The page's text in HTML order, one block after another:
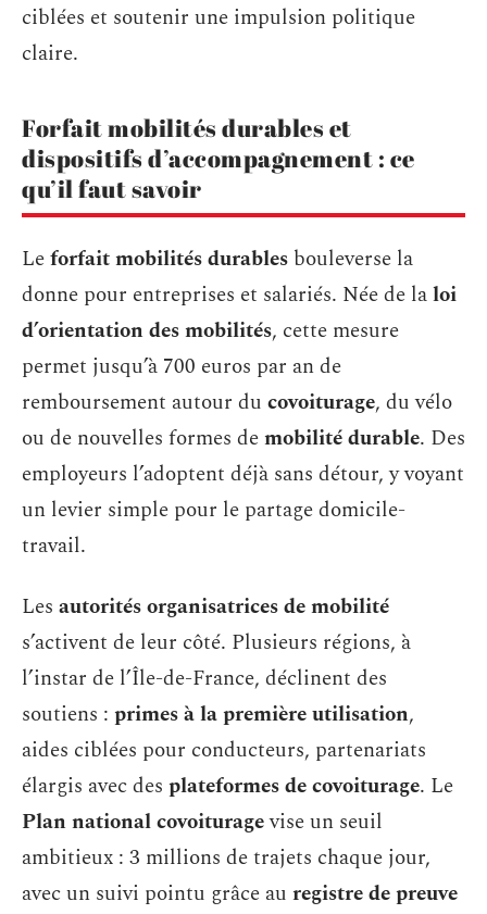
ciblées et soutenir une impulsion politique
claire.
Forfait mobilités durables et
dispositifs d’accompagnement : ce
qu’il faut savoir
Leforfait mobilités durables bouleverse la
donne pour entreprises et salariés. Née de laloi
d’orientation des mobilités, cette mesure
permet jusqu’à 700 euros par an de
remboursement autour du covoiturage, du vélo
ou de nouvelles formes demobilité durable. Des
employeurs l’adoptent déjà sans détour, y voyant
un levier simple pour le partage domicile-
travail.
Les autorités organisatrices de mobilité
s’activent de leur côté. Plusieurs régions, à
l’instar de l’Île-de-France, déclinent des
soutiens : primes à la première utilisation,
aides ciblées pour conducteurs, partenariats
élargis avec des plateformes de covoiturage. Le
Plan national covoituragevise un seuil
ambitieux : 3 millions de trajets chaque jour,
avec un suivi pointu grâce au registre de preuve